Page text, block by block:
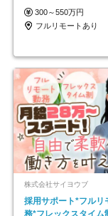
300～550万円
フルリモートあり
株式会社サイヨウブ
採用サポート*フルリ
務*フレックスタイム